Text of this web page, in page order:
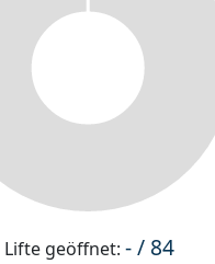
Lifte geöffnet: - / 84